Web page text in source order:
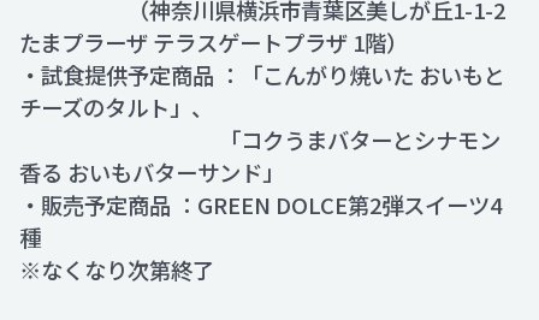
（神奈川県横浜市青葉区美しが丘1-1-2
たまプラーザ テラスゲートプラザ 1階）
・試食提供予定商品 ：「こんがり焼いた おいもと
チーズのタルト」、
「コクうまバターとシナモン
香る おいもバターサンド」
・販売予定商品 ：GREEN DOLCE第2弾スイーツ4
種
※なくなり次第終了